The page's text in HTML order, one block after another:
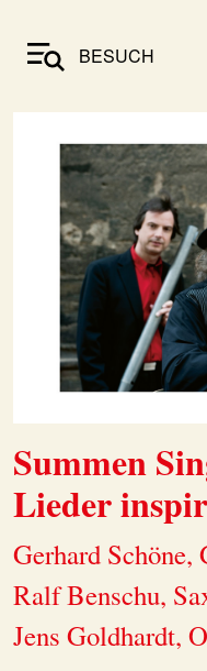
BESUCH
Summen
Lieder
Gerhard Schöne,
Ralf Benschu,
Jens Goldhardt,